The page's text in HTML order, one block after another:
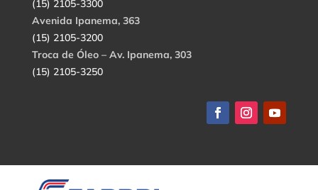
(15) 2105-3300
Avenida Ipanema, 363
(15) 2105-3200
Troca de Óleo – Av. Ipanema, 303
(15) 2105-3250